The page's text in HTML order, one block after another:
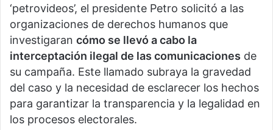
‘petrovideos’, el presidente Petro solicitó a las
organizaciones de derechos humanos que
investigaran cómo se llevó a cabo la
interceptación ilegal de las comunicaciones de
su campaña. Este llamado subraya la gravedad
del caso y la necesidad de esclarecer los hechos
para garantizar la transparencia y la legalidad en
los procesos electorales.